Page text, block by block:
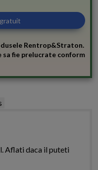
Rentrop&Straton.
sa fie prelucrate conform
Aflati daca il puteti